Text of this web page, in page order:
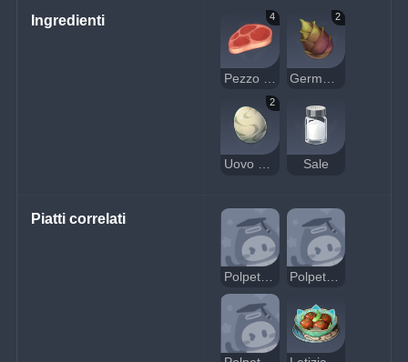
Ingredienti 4 2
2
Uovo d'uccello Sale
Piatti correlati
Polpetta stufata sospetta